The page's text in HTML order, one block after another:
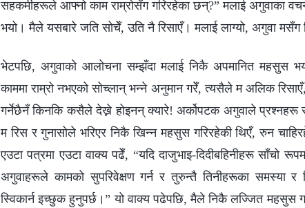
सहकर्मीहरूले आफ्नो काम राम्रोसँग गरिरहेका छन्?” मलाई अगुवाका
भयो। मैले यसबारे जति सोचेँ, उति नै रिसाएँ। मलाई लाग्यो, अगुवा मसँग
भेटपछि, अगुवाको आलोचना सम्झँदा मलाई निकै अपमानित महसुस
काममा राम्रो नभएको सोच्लान् भन्ने अनुमान गरेँ, त्यसैले म अलिक
गर्नेछैनँ किनकि कसैले देख्ने होइनन् क्यारे! अर्कोपटक अगुवाले प्रश्नहरू
म रिस र गुनासोले भरिएर निकै खिन्न महसुस गरिरहेकी थिएँ, रुन
एउटा पत्रमा एउटा वाक्य पढेँ, “यदि दाजुभाइ-दिदीबहिनीहरू साँचो
अगुवाहरूले कामको सुपरिवेक्षण गर्न र तुरुन्तै तिनीहरूका समस्या
स्विकार्न इच्छुक हुनुपर्छ।” यो वाक्य पढेपछि, मैले निकै लज्जित महसुस